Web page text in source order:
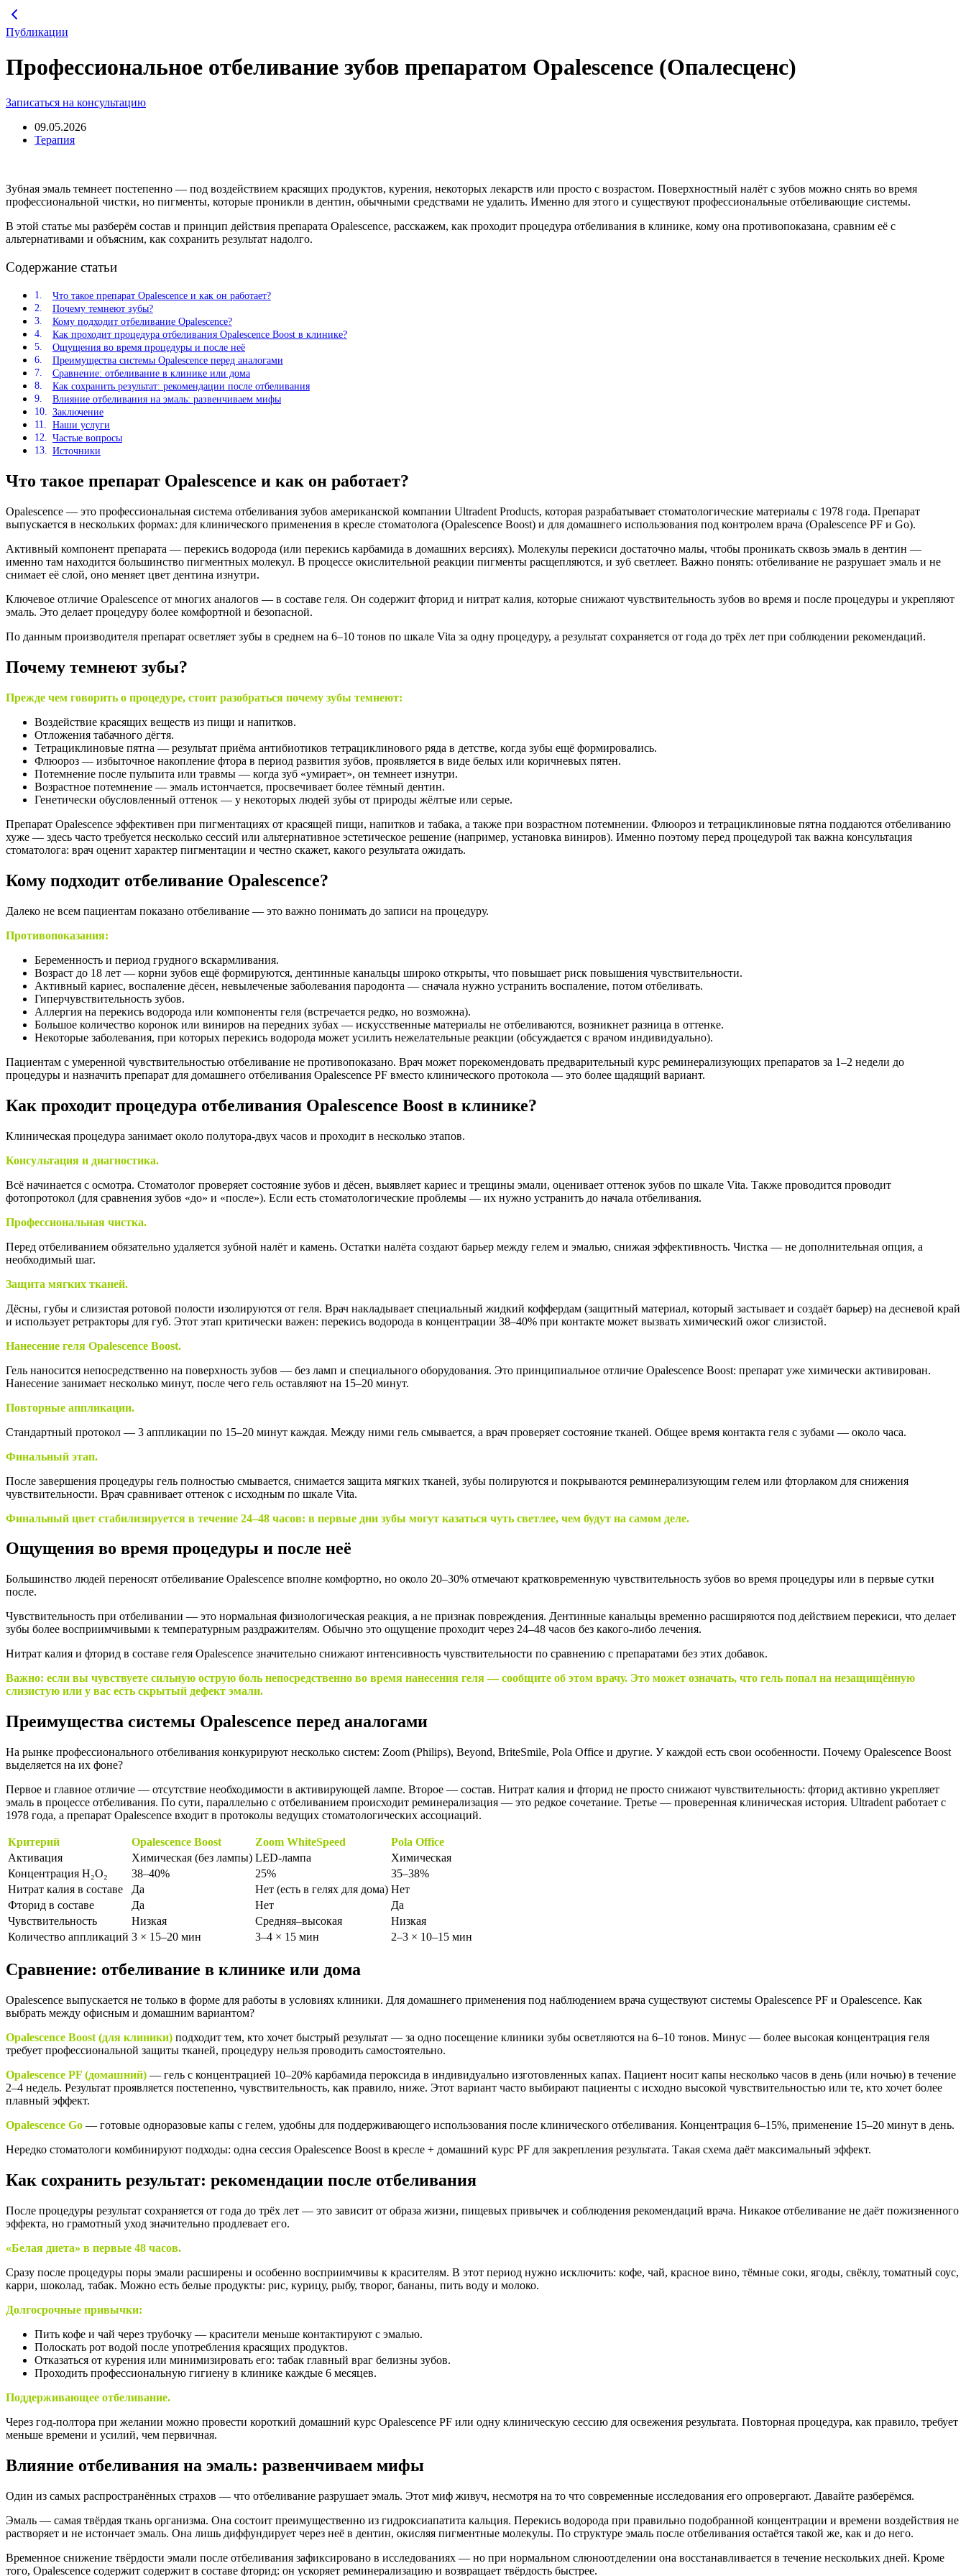
Перейти
содержимому
Публикации
Профессиональное отбеливание зубов препаратом Opalescence (Опалесценс)
Записаться на консультацию
09.05.2026
Терапия
Зубная эмаль темнеет постепенно — под воздействием красящих продуктов, курения, некоторых лекарств или просто с возрастом. Поверхностный налёт с зубов можно снять во время
профессиональной чистки, но пигменты, которые проникли в дентин, обычными средствами не удалить. Именно для этого и существуют профессиональные отбеливающие системы.
В этой статье мы разберём состав и принцип действия препарата Opalescence, расскажем, как проходит процедура отбеливания в клинике, кому она противопоказана, сравним её с
альтернативами и объясним, как сохранить результат надолго.
Содержание статьи
Что такое препарат Opalescence и как он работает?
Почему темнеют зубы?
Кому подходит отбеливание Opalescence?
Как проходит процедура отбеливания Opalescence Boost в клинике?
Ощущения во время процедуры и после неё
Преимущества системы Opalescence перед аналогами
Сравнение: отбеливание в клинике или дома
Как сохранить результат: рекомендации после отбеливания
Влияние отбеливания на эмаль: развенчиваем мифы
Заключение
Наши услуги
Частые вопросы
Источники
Что такое препарат Opalescence и как он работает?
Opalescence — это профессиональная система отбеливания зубов американской компании Ultradent Products, которая разрабатывает стоматологические материалы с 1978 года. Препарат
выпускается в нескольких формах: для клинического применения в кресле стоматолога (Opalescence Boost) и для домашнего использования под контролем врача (Opalescence PF и Go).
Активный компонент препарата — перекись водорода (или перекись карбамида в домашних версиях). Молекулы перекиси достаточно малы, чтобы проникать сквозь эмаль в дентин —
именно там находится большинство пигментных молекул. В процессе окислительной реакции пигменты расщепляются, и зуб светлеет. Важно понять: отбеливание не разрушает эмаль и не
снимает её слой, оно меняет цвет дентина изнутри.
Ключевое отличие Opalescence от многих аналогов — в составе геля. Он содержит фторид и нитрат калия, которые снижают чувствительность зубов во время и после процедуры и укрепляют
эмаль. Это делает процедуру более комфортной и безопасной.
По данным производителя препарат осветляет зубы в среднем на 6–10 тонов по шкале Vita за одну процедуру, а результат сохраняется от года до трёх лет при соблюдении рекомендаций.
Почему темнеют зубы?
Прежде чем говорить о процедуре, стоит разобраться почему зубы темнеют:
Воздействие красящих веществ из пищи и напитков.
Отложения табачного дёгтя.
Тетрациклиновые пятна — результат приёма антибиотиков тетрациклинового ряда в детстве, когда зубы ещё формировались.
Флюороз — избыточное накопление фтора в период развития зубов, проявляется в виде белых или коричневых пятен.
Потемнение после пульпита или травмы — когда зуб «умирает», он темнеет изнутри.
Возрастное потемнение — эмаль истончается, просвечивает более тёмный дентин.
Генетически обусловленный оттенок — у некоторых людей зубы от природы жёлтые или серые.
Препарат Opalescence эффективен при пигментациях от красящей пищи, напитков и табака, а также при возрастном потемнении. Флюороз и тетрациклиновые пятна поддаются отбеливанию
хуже — здесь часто требуется несколько сессий или альтернативное эстетическое решение (например, установка виниров). Именно поэтому перед процедурой так важна консультация
стоматолога: врач оценит характер пигментации и честно скажет, какого результата ожидать.
Кому подходит отбеливание Opalescence?
Далеко не всем пациентам показано отбеливание — это важно понимать до записи на процедуру.
Противопоказания:
Беременность и период грудного вскармливания.
Возраст до 18 лет — корни зубов ещё формируются, дентинные канальцы широко открыты, что повышает риск повышения чувствительности.
Активный кариес, воспаление дёсен, невылеченые заболевания пародонта — сначала нужно устранить воспаление, потом отбеливать.
Гиперчувствительность зубов.
Аллергия на перекись водорода или компоненты геля (встречается редко, но возможна).
Большое количество коронок или виниров на передних зубах — искусственные материалы не отбеливаются, возникнет разница в оттенке.
Некоторые заболевания, при которых перекись водорода может усилить нежелательные реакции (обсуждается с врачом индивидуально).
Пациентам с умеренной чувствительностью отбеливание не противопоказано. Врач может порекомендовать предварительный курс реминерализующих препаратов за 1–2 недели до
процедуры и назначить препарат для домашнего отбеливания Opalescence PF вместо клинического протокола — это более щадящий вариант.
Как проходит процедура отбеливания Opalescence Boost в клинике?
Клиническая процедура занимает около полутора-двух часов и проходит в несколько этапов.
Консультация и диагностика.
Всё начинается с осмотра. Стоматолог проверяет состояние зубов и дёсен, выявляет кариес и трещины эмали, оценивает оттенок зубов по шкале Vita. Также проводится проводит
фотопротокол (для сравнения зубов «до» и «после»). Если есть стоматологические проблемы — их нужно устранить до начала отбеливания.
Профессиональная чистка.
Перед отбеливанием обязательно удаляется зубной налёт и камень. Остатки налёта создают барьер между гелем и эмалью, снижая эффективность. Чистка — не дополнительная опция, а
необходимый шаг.
Защита мягких тканей.
Дёсны, губы и слизистая ротовой полости изолируются от геля. Врач накладывает специальный жидкий коффердам (защитный материал, который застывает и создаёт барьер) на десневой край
и использует ретракторы для губ. Этот этап критически важен: перекись водорода в концентрации 38–40% при контакте может вызвать химический ожог слизистой.
Нанесение геля Opalescence Boost.
Гель наносится непосредственно на поверхность зубов — без ламп и специального оборудования. Это принципиальное отличие Opalescence Boost: препарат уже химически активирован.
Нанесение занимает несколько минут, после чего гель оставляют на 15–20 минут.
Повторные аппликации.
Стандартный протокол — 3 аппликации по 15–20 минут каждая. Между ними гель смывается, а врач проверяет состояние тканей. Общее время контакта геля с зубами — около часа.
Финальный этап.
После завершения процедуры гель полностью смывается, снимается защита мягких тканей, зубы полируются и покрываются реминерализующим гелем или фторлаком для снижения
чувствительности. Врач сравнивает оттенок с исходным по шкале Vita.
Финальный цвет стабилизируется в течение 24–48 часов: в первые дни зубы могут казаться чуть светлее, чем будут на самом деле.
Ощущения во время процедуры и после неё
Большинство людей переносят отбеливание Opalescence вполне комфортно, но около 20–30% отмечают кратковременную чувствительность зубов во время процедуры или в первые сутки
после.
Чувствительность при отбеливании — это нормальная физиологическая реакция, а не признак повреждения. Дентинные канальцы временно расширяются под действием перекиси, что делает
зубы более восприимчивыми к температурным раздражителям. Обычно это ощущение проходит через 24–48 часов без какого-либо лечения.
Нитрат калия и фторид в составе геля Opalescence значительно снижают интенсивность чувствительности по сравнению с препаратами без этих добавок.
Важно: если вы чувствуете сильную острую боль непосредственно во время нанесения геля — сообщите об этом врачу. Это может означать, что гель попал на незащищённую
слизистую или у вас есть скрытый дефект эмали.
Преимущества системы Opalescence перед аналогами
На рынке профессионального отбеливания конкурируют несколько систем: Zoom (Philips), Beyond, BriteSmile, Pola Office и другие. У каждой есть свои особенности. Почему Opalescence Boost
выделяется на их фоне?
Первое и главное отличие — отсутствие необходимости в активирующей лампе. Второе — состав. Нитрат калия и фторид не просто снижают чувствительность: фторид активно укрепляет
эмаль в процессе отбеливания. По сути, параллельно с отбеливанием происходит реминерализация — это редкое сочетание. Третье — проверенная клиническая история. Ultradent работает с
1978 года, а препарат Opalescence входит в протоколы ведущих стоматологических ассоциаций.
Критерий Opalescence Boost Zoom WhiteSpeed
Pola Office
Активация
Химическая (без лампы) LED-лампа
Химическая
Концентрация H₂O₂
38–40% 25%
35–38%
Нитрат калия в составе
Да Нет (есть в гелях для дома) Нет
Фторид в составе
Да Нет
Да
Чувствительность
Низкая Средняя–высокая
Низкая
Количество аппликаций 3 × 15–20 мин 3–4 × 15 мин 2–3 × 10–15 мин
Сравнение: отбеливание в клинике или дома
Opalescence выпускается не только в форме для работы в условиях клиники. Для домашнего применения под наблюдением врача существуют системы Opalescence PF и Opalescence. Как
выбрать между офисным и домашним вариантом?
Opalescence Boost (для клиники) подходит тем, кто хочет быстрый результат — за одно посещение клиники зубы осветляются на 6–10 тонов. Минус — более высокая концентрация геля
требует профессиональной защиты тканей, процедуру нельзя проводить самостоятельно.
Opalescence PF (домашний) — гель с концентрацией 10–20% карбамида пероксида в индивидуально изготовленных капах. Пациент носит капы несколько часов в день (или ночью) в течение
2–4 недель. Результат проявляется постепенно, чувствительность, как правило, ниже. Этот вариант часто выбирают пациенты с исходно высокой чувствительностью или те, кто хочет более
плавный эффект.
Opalescence Go — готовые одноразовые капы с гелем, удобны для поддерживающего использования после клинического отбеливания. Концентрация 6–15%, применение 15–20 минут в день.
Нередко стоматологи комбинируют подходы: одна сессия Opalescence Boost в кресле + домашний курс PF для закрепления результата. Такая схема даёт максимальный эффект.
Как сохранить результат: рекомендации после отбеливания
После процедуры результат сохраняется от года до трёх лет — это зависит от образа жизни, пищевых привычек и соблюдения рекомендаций врача. Никакое отбеливание не даёт пожизненного
эффекта, но грамотный уход значительно продлевает его.
«Белая диета» в первые 48 часов.
Сразу после процедуры поры эмали расширены и особенно восприимчивы к красителям. В этот период нужно исключить: кофе, чай, красное вино, тёмные соки, ягоды, свёклу, томатный соус,
карри, шоколад, табак. Можно есть белые продукты: рис, курицу, рыбу, творог, бананы, пить воду и молоко.
Долгосрочные привычки:
Пить кофе и чай через трубочку — красители меньше контактируют с эмалью.
Полоскать рот водой после употребления красящих продуктов.
Отказаться от курения или минимизировать его: табак главный враг белизны зубов.
Проходить профессиональную гигиену в клинике каждые 6 месяцев.
Поддерживающее отбеливание.
Через год-полтора при желании можно провести короткий домашний курс Opalescence PF или одну клиническую сессию для освежения результата. Повторная процедура, как правило, требует
меньше времени и усилий, чем первичная.
Влияние отбеливания на эмаль: развенчиваем мифы
Один из самых распространённых страхов — что отбеливание разрушает эмаль. Этот миф живуч, несмотря на то что современные исследования его опровергают. Давайте разберёмся.
Эмаль — самая твёрдая ткань организма. Она состоит преимущественно из гидроксиапатита кальция. Перекись водорода при правильно подобранной концентрации и времени воздействия не
растворяет и не истончает эмаль. Она лишь диффундирует через неё в дентин, окисляя пигментные молекулы. По структуре эмаль после отбеливания остаётся такой же, как и до него.
Временное снижение твёрдости эмали после отбеливания зафиксировано в исследованиях — но при нормальном слюноотделении она восстанавливается в течение нескольких дней. Кроме
того, Opalescence содержит содержит в составе фторид: он ускоряет реминерализацию и возвращает твёрдость быстрее.